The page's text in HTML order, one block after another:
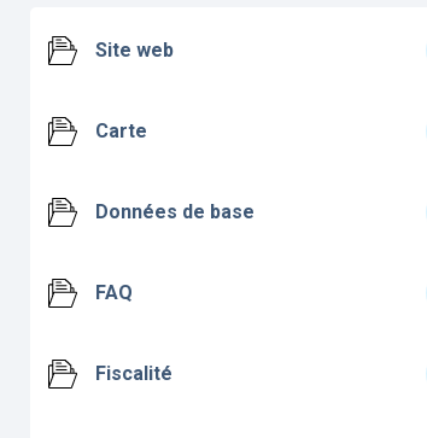
Site web
Carte
Données de base
FAQ
Fiscalité